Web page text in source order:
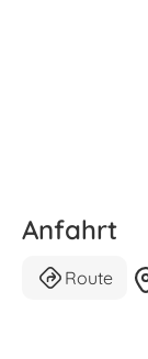
Anfahrt
Route